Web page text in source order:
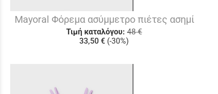
Mayoral Φόρεμα ασύμμετρο πιέτες ασημί
Τιμή καταλόγου: 48 €
33,50 € (-30%)